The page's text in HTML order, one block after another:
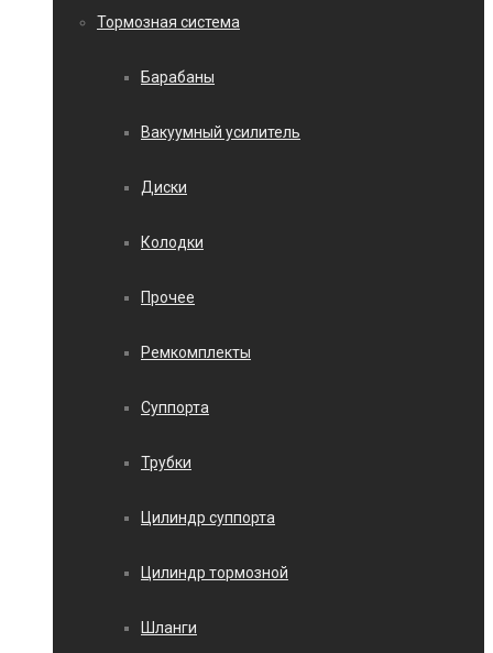
Тормозная система
Барабаны
Вакуумный усилитель
Диски
Колодки
Прочее
Ремкомплекты
Суппорта
Трубки
Цилиндр суппорта
Цилиндр тормозной
Шланги